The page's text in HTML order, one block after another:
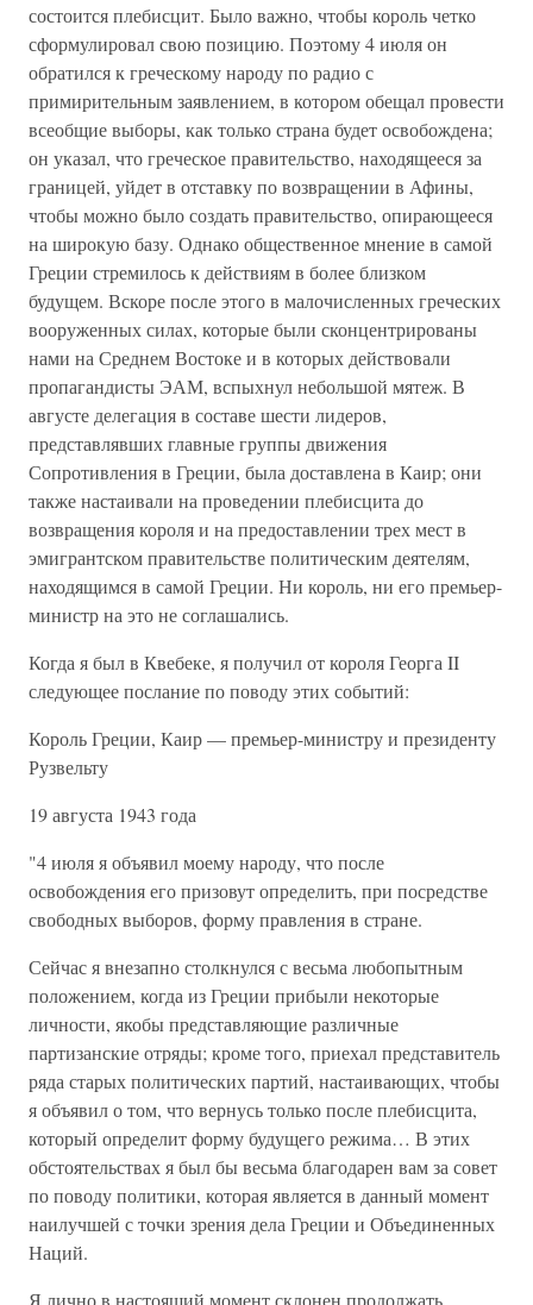
состоится плебисцит. Было важно, чтобы король четко
сформулировал свою позицию. Поэтому 4 июля он
обратился к греческому народу по радио с
примирительным заявлением, в котором обещал провести
всеобщие выборы, как только страна будет освобождена;
он указал, что греческое правительство, находящееся за
границей, уйдет в отставку по возвращении в Афины,
чтобы можно было создать правительство, опирающееся
на широкую базу. Однако общественное мнение в самой
Греции стремилось к действиям в более близком
будущем. Вскоре после этого в малочисленных греческих
вооруженных силах, которые были сконцентрированы
нами на Среднем Востоке и в которых действовали
пропагандисты ЭАМ, вспыхнул небольшой мятеж. В
августе делегация в составе шести лидеров,
представлявших главные группы движения
Сопротивления в Греции, была доставлена в Каир; они
также настаивали на проведении плебисцита до
возвращения короля и на предоставлении трех мест в
эмигрантском правительстве политическим деятелям,
находящимся в самой Греции. Ни король, ни его премьер-
министр на это не соглашались.
Когда я был в Квебеке, я получил от короля Георга II
следующее послание по поводу этих событий:
Король Греции, Каир — премьер-министру и президенту
Рузвельту
19 августа 1943 года
"4 июля я объявил моему народу, что после
освобождения его призовут определить, при посредстве
свободных выборов, форму правления в стране.
Сейчас я внезапно столкнулся с весьма любопытным
положением, когда из Греции прибыли некоторые
личности, якобы представляющие различные
партизанские отряды; кроме того, приехал представитель
ряда старых политических партий, настаивающих, чтобы
я объявил о том, что вернусь только после плебисцита,
который определит форму будущего режима… В этих
обстоятельствах я был бы весьма благодарен вам за совет
по поводу политики, которая является в данный момент
наилучшей с точки зрения дела Греции и Объединенных
Наций.
Я лично в настоящий момент склонен продолжать